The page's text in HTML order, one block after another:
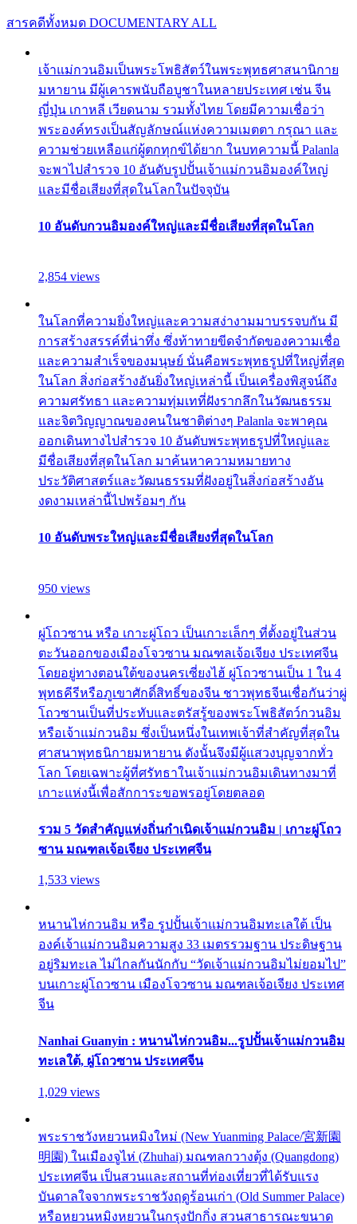
สารคดีทั้งหมด DOCUMENTARY ALL
เจ้าแม่กวนอิมเป็นพระโพธิสัตว์ในพระพุทธศาสนานิกาย
มหายาน มีผู้เคารพนับถือบูชาในหลายประเทศ เช่น จีน
ญี่ปุ่น เกาหลี เวียดนาม รวมทั้งไทย โดยมีความเชื่อว่า
พระองค์ทรงเป็นสัญลักษณ์แห่งความเมตตา กรุณา และ
ความช่วยเหลือแก่ผู้ตกทุกข์ได้ยาก ในบทความนี้ Palanla
จะพาไปสำรวจ 10 อันดับรูปปั้นเจ้าแม่กวนอิมองค์ใหญ่
และมีชื่อเสียงที่สุดในโลกในปัจจุบัน
10 อันดับกวนอิมองค์ใหญ่และมีชื่อเสียงที่สุดในโลก
2,854 views
ในโลกที่ความยิ่งใหญ่และความสง่างามมาบรรจบกัน มี
การสร้างสรรค์ที่น่าทึ่ง ซึ่งท้าทายขีดจำกัดของความเชื่อ
และความสำเร็จของมนุษย์ นั่นคือพระพุทธรูปที่ใหญ่ที่สุด
ในโลก สิ่งก่อสร้างอันยิ่งใหญ่เหล่านี้ เป็นเครื่องพิสูจน์ถึง
ความศรัทธา และความทุ่มเทที่ฝังรากลึกในวัฒนธรรม
และจิตวิญญาณของคนในชาติต่างๆ Palanla จะพาคุณ
ออกเดินทางไปสำรวจ 10 อันดับพระพุทธรูปที่ใหญ่และ
มีชื่อเสียงที่สุดในโลก มาค้นหาความหมายทาง
ประวัติศาสตร์และวัฒนธรรมที่ฝังอยู่ในสิ่งก่อสร้างอัน
งดงามเหล่านี้ไปพร้อมๆ กัน
10 อันดับพระใหญ่และมีชื่อเสียงที่สุดในโลก
950 views
ผู่โถวซาน หรือ เกาะผู่โถว เป็นเกาะเล็กๆ ที่ตั้งอยู่ในส่วน
ตะวันออกของเมืองโจวซาน มณฑลเจ้อเจียง ประเทศจีน
โดยอยู่ทางตอนใต้ของนครเซี่ยงไฮ้ ผู่โถวซานเป็น 1 ใน 4
พุทธคีรีหรือภูเขาศักดิ์สิทธิ์ของจีน ชาวพุทธจีนเชื่อกันว่าผู่
โถวซานเป็นที่ประทับและตรัสรู้ของพระโพธิสัตว์กวนอิม
หรือเจ้าแม่กวนอิม ซึ่งเป็นหนึ่งในเทพเจ้าที่สำคัญที่สุดใน
ศาสนาพุทธนิกายมหายาน ดังนั้นจึงมีผู้แสวงบุญจากทั่ว
โลก โดยเฉพาะผู้ที่ศรัทธาในเจ้าแม่กวนอิมเดินทางมาที่
เกาะแห่งนี้เพื่อสักการะขอพรอยู่โดยตลอด
รวม 5 วัดสำคัญแห่งถิ่นกำเนิดเจ้าแม่กวนอิม | เกาะผู่โถว
ซาน มณฑลเจ้อเจียง ประเทศจีน
1,533 views
หนานไห่กวนอิม หรือ รูปปั้นเจ้าแม่กวนอิมทะเลใต้ เป็น
องค์เจ้าแม่กวนอิมความสูง 33 เมตรรวมฐาน ประดิษฐาน
อยู่ริมทะเล ไม่ไกลกันนักกับ “วัดเจ้าแม่กวนอิมไม่ยอมไป”
บนเกาะผู่โถวซาน เมืองโจวซาน มณฑลเจ้อเจียง ประเทศ
จีน
Nanhai Guanyin : หนานไห่กวนอิม...รูปปั้นเจ้าแม่กวนอิม
ทะเลใต้, ผู่โถวซาน ประเทศจีน
1,029 views
พระราชวังหยวนหมิงใหม่ (New Yuanming Palace/宮新園
明園) ในเมืองจูไห่ (Zhuhai) มณฑลกวางตุ้ง (Quangdong)
ประเทศจีน เป็นสวนและสถานที่ท่องเที่ยวที่ได้รับแรง
บันดาลใจจากพระราชวังฤดูร้อนเก่า (Old Summer Palace)
หรือหยวนหมิงหยวนในกรุงปักกิ่ง สวนสาธารณะขนาด